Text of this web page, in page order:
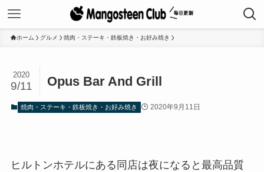
ホーム グルメ 焼肉・ステーキ・鉄板焼き・お好み焼き
Opus Bar And Grill
2020
9/11
焼肉・ステーキ・鉄板焼き・お好み焼き 2020年9月11日
ヒルトンホテルにある同店は夜になると最高品質